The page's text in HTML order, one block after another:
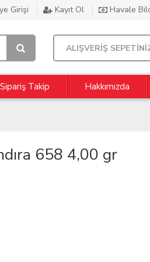
Girişi Kayıt Ol Havale
ALIŞVERİŞ
Sipariş Takip Hakkımızda
658 4,00 gr